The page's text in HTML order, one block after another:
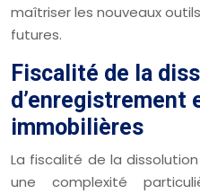
maîtriser les nouveaux
futures.
Fiscalité de la
d’enregistrement
immobilières
La fiscalité de la
une complexité